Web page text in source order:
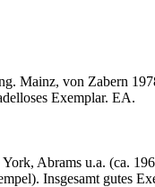
Mainz, von Zabern
Exemplar. EA.
Abrams u.a. (ca.
Insgesamt gutes